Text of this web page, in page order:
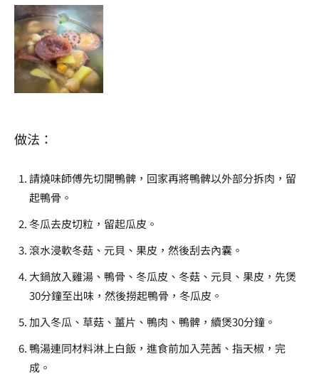
做法：
請燒味師傅先切開鴨髀，回家再將鴨髀以外部分拆肉，留
起鴨骨。
冬瓜去皮切粒，留起瓜皮。
滾水浸軟冬菇、元貝、果皮，然後刮去內囊。
大鍋放入雞湯、鴨骨、冬瓜皮、冬菇、元貝、果皮，先煲
30分鐘至出味，然後撈起鴨骨，冬瓜皮。
加入冬瓜、草菇、薑片、鴨肉、鴨髀，續煲30分鐘。
鴨湯連同材料淋上白飯，進食前加入芫茜、指天椒，完
成。